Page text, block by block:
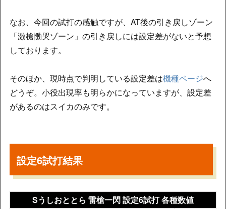
なお、今回の試打の感触ですが、AT後の引き戻しゾーン
「激槍慟哭ゾーン」の引き戻しには設定差がないと予想
しております。
そのほか、現時点で判明している設定差は機種ページへ
どうぞ。小役出現率も明らかになっていますが、設定差
があるのはスイカのみです。
設定6試打結果
Sうしおととら 雷槍一閃 設定6試打 各種数値